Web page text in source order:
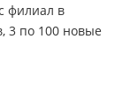
филиал в
3 по 100 новые